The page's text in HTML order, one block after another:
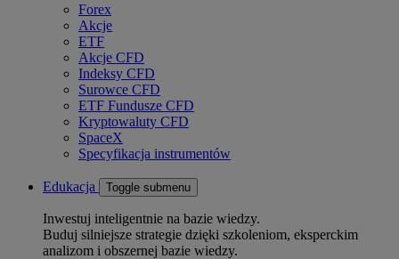
Forex
Akcje
ETF
Akcje CFD
Indeksy CFD
Surowce CFD
ETF Fundusze CFD
Kryptowaluty CFD
SpaceX
Specyfikacja instrumentów
Edukacja Toggle submenu
Inwestuj inteligentnie na bazie wiedzy.
Buduj silniejsze strategie dzięki szkoleniom, eksperckim
analizom i obszernej bazie wiedzy.